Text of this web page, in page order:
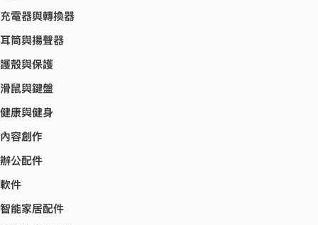
充電器與轉換器
耳筒與揚聲器
護殼與保護
滑鼠與鍵盤
健康與健身
內容創作
辦公配件
軟件
智能家居配件